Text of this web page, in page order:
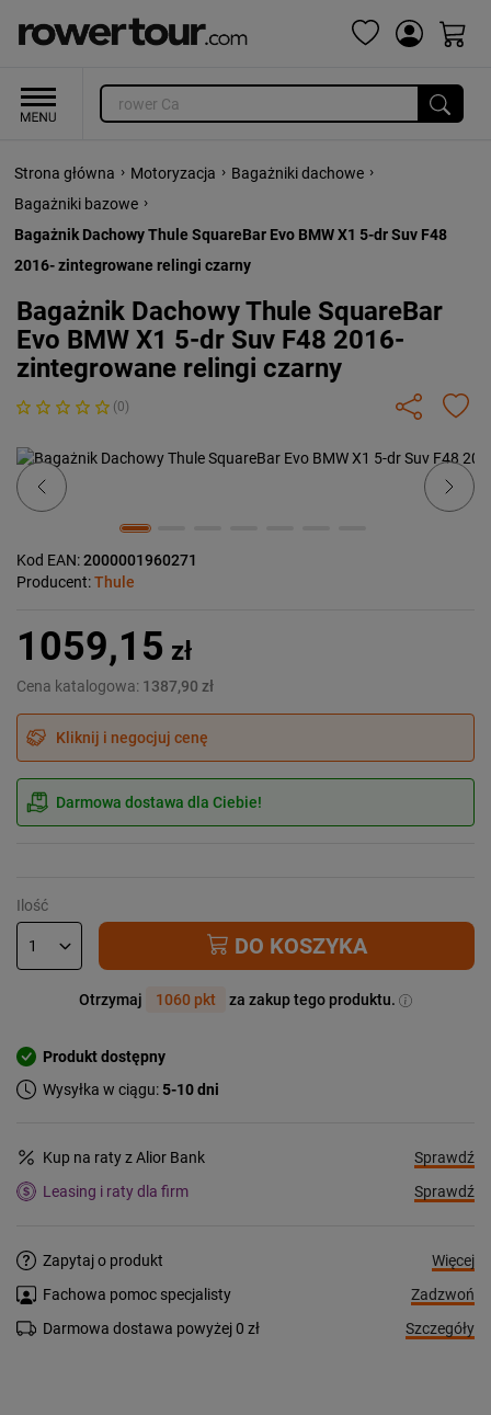
Strona główna › Motoryzacja › Bagażniki dachowe ›
Bagażniki bazowe ›
Bagażnik Dachowy Thule SquareBar Evo BMW X1 5-dr Suv F48
2016- zintegrowane relingi czarny
Bagażnik Dachowy Thule SquareBar
Evo BMW X1 5-dr Suv F48 2016-
zintegrowane relingi czarny
(0)
Previous Next
Kod EAN:2000001960271
Producent:Thule
1059,15 zł
Cena katalogowa: 1387,90 zł
Kliknij i negocjuj cenę
Darmowa dostawa dla Ciebie!
Ilość
DO KOSZYKA
Otrzymaj 1060 pkt za zakup tego produktu.
Produkt dostępny
Wysyłka w ciągu:5-10 dni
Kup na raty z Alior Bank
Sprawdź
Leasing i raty dla firm
Sprawdź
Zapytaj o produkt
Więcej
Fachowa pomoc specjalisty
Zadzwoń
Darmowa dostawa powyżej 0 zł
Szczegóły